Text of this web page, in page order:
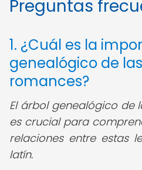
Preguntas
1. ¿Cuál es la
genealógico de
romances?
El árbol genealógico de
es crucial para
relaciones entre estas
latín.